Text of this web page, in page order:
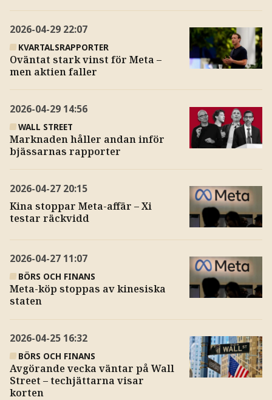
2026-04-29 22:07
KVARTALSRAPPORTER
Oväntat stark vinst för Meta –
men aktien faller
2026-04-29 14:56
WALL STREET
Marknaden håller andan inför
bjässarnas rapporter
2026-04-27 20:15
Kina stoppar Meta-affär – Xi
testar räckvidd
2026-04-27 11:07
BÖRS OCH FINANS
Meta-köp stoppas av kinesiska
staten
2026-04-25 16:32
BÖRS OCH FINANS
Avgörande vecka väntar på Wall
Street – techjättarna visar
korten